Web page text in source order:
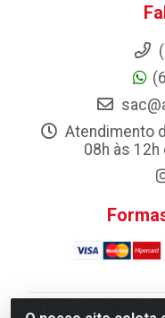
Atendimento
08h às 12h